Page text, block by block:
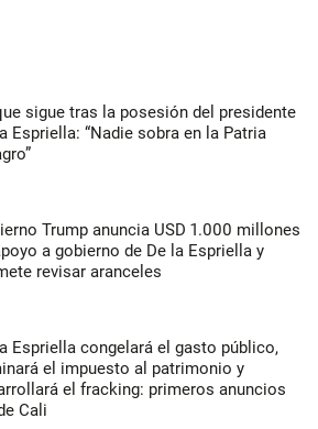
sigue tras la posesión del presidente
Espriella: “Nadie sobra en la Patria
Trump anuncia USD 1.000 millones
a gobierno de De la Espriella y
revisar aranceles
Espriella congelará el gasto público,
el impuesto al patrimonio y
el fracking: primeros anuncios
Cali